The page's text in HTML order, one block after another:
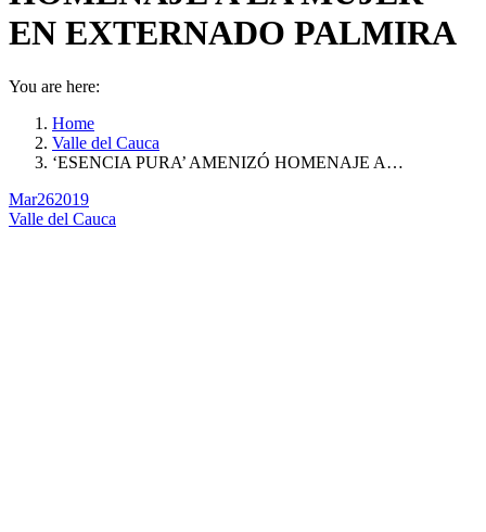
EN EXTERNADO PALMIRA
You are here:
Home
Valle del Cauca
‘ESENCIA PURA’ AMENIZÓ HOMENAJE A…
Mar262019
Valle del Cauca